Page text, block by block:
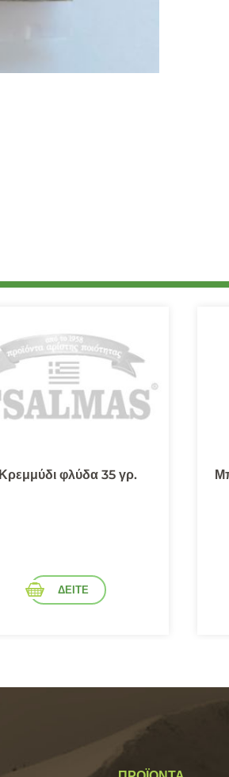
Κρεμμύδι φλύδα 35 γρ.
ΔΕΙΤΕ